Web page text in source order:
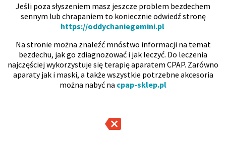
Jeśli poza słyszeniem masz jeszcze problem bezdechem
sennym lub chrapaniem to koniecznie odwiedź stronę
https://oddychaniegemini.pl
Na stronie można znaleźć mnóstwo informacji na temat
bezdechu, jak go zdiagnozować i jak leczyć. Do leczenia
najczęściej wykorzystuje się terapię aparatem CPAP. Zarówno
aparaty jak i maski, a także wszystkie potrzebne akcesoria
można nabyć na cpap-sklep.pl